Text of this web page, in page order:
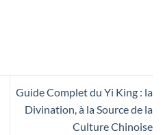
Guide Complet du Yi King : la
Divination, à la Source de la
Culture Chinoise